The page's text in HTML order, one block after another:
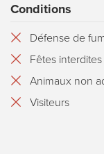
Conditions
Défense de
Fêtes interdites
Animaux non
Visiteurs